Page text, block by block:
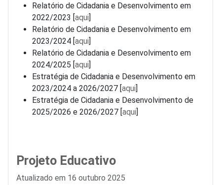
Relatório de Cidadania e Desenvolvimento em
2022/2023 [aqui]
Relatório de Cidadania e Desenvolvimento em
2023/2024 [aqui]
Relatório de Cidadania e Desenvolvimento em
2024/2025 [aqui]
Estratégia de Cidadania e Desenvolvimento em
2023/2024 a 2026/2027 [aqui]
Estratégia de Cidadania e Desenvolvimento de
2025/2026 e 2026/2027 [aqui]
Projeto Educativo
Detalhes
Atualizado em 16 outubro 2025